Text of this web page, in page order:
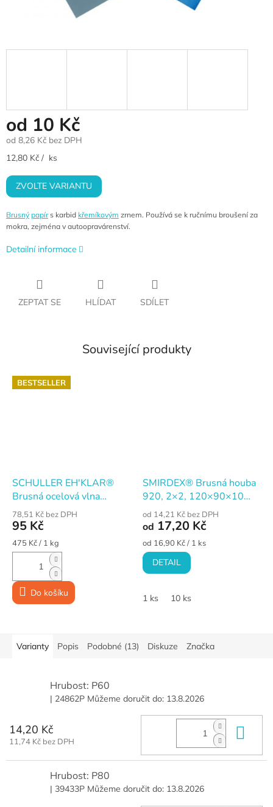
od 10 Kč
od 8,26 Kč bez DPH
Měrná
12,80 Kč / ks
ZVOLTE VARIANTU
Brusný papírs karbid křemíkovým zrnem. Používá se k ručnímu broušení za
mokra, zejména v autoopravárenství.
Detailní informace
ZEPTAT SE HLÍDAT SDÍLET
Související produkty
BESTSELLER
SCHULLER EH'KLAR®
Brusná ocelová vlna
SCRATCH, 200 g, č. 00
jemná
78,51 Kč bez DPH
95 Kč
Měrná
cena:
475 Kč / 1 kg
Do košíku
SMIRDEX® Brusná houba
920, 2×2, 120×90×10
mm, P180 (ULTRA FINE)
od 14,21 Kč bez DPH
od 17,20 Kč
Měrná
cena:
od 16,90 Kč / 1 ks
DETAIL
1 ks 10 ks
Varianty Popis Podobné (13) Diskuze Značka
Hrubost: P60
| 24862P Můžeme doručit do: 13.8.2026
14,20 Kč
11,74 Kč bez DPH
Hrubost: P80
| 39433P Můžeme doručit do: 13.8.2026